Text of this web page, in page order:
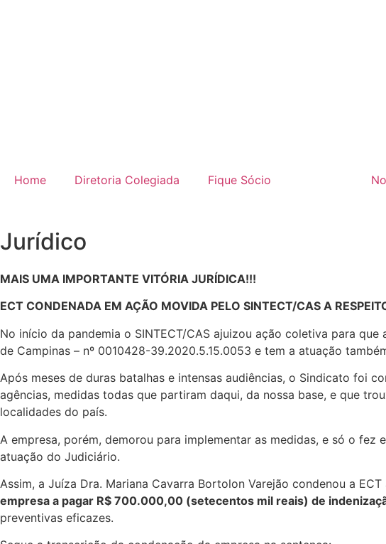
Home Diretoria Colegiada Fique Sócio
Jurídico
MAIS UMA IMPORTANTE VITÓRIA JURÍDICA!!!
ECT CONDENADA EM AÇÃO MOVIDA PELO SINTECT/CAS A
No início da pandemia o SINTECT/CAS ajuizou ação coletiva para
de Campinas – nº 0010428-39.2020.5.15.0053 e tem a atuação
Após meses de duras batalhas e intensas audiências, o Sindicato foi
agências, medidas todas que partiram daqui, da nossa base, e que
localidades do país.
A empresa, porém, demorou para implementar as medidas, e só o
atuação do Judiciário.
Assim, a Juíza Dra. Mariana Cavarra Bortolon Varejão condenou a
empresa a pagar R$ 700.000,00 (setecentos mil reais) de
preventivas eficazes.